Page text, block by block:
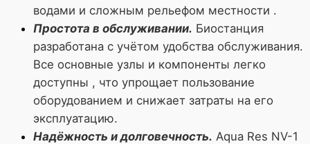
водами и сложным рельефом местности .
Простота в обслуживании. Биостанция
разработана с учётом удобства обслуживания.
Все основные узлы и компоненты легко
доступны , что упрощает пользование
оборудованием и снижает затраты на его
эксплуатацию.
Надёжность и долговечность. Aqua Res NV-1